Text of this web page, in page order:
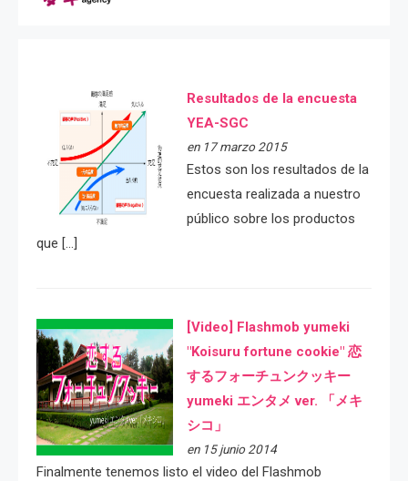
Resultados de la encuesta
YEA-SGC
en 17 marzo 2015
Estos son los resultados de la
encuesta realizada a nuestro
público sobre los productos
que […]
[Video] Flashmob yumeki
"Koisuru fortune cookie" 恋
するフォーチュンクッキー
yumeki エンタメ ver. 「メキ
シコ」
en 15 junio 2014
Finalmente tenemos listo el video del Flashmob